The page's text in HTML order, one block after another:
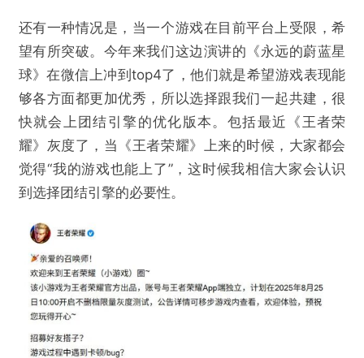
@游戏陀螺
对话Unity中国副总裁：AI Graph讲座爆满，联
手腾讯只是开始
还有一种情况是，当一个游戏在目前平台上受限，希
望有所突破。今年来我们这边演讲的《永远的蔚蓝星
球》在微信上冲到top4了，他们就是希望游戏表现能
够各方面都更加优秀，所以选择跟我们一起共建，很
快就会上团结引擎的优化版本。包括最近《王者荣
耀》灰度了，当《王者荣耀》上来的时候，大家都会
觉得“我的游戏也能上了”，这时候我相信大家会认识
到选择团结引擎的必要性。